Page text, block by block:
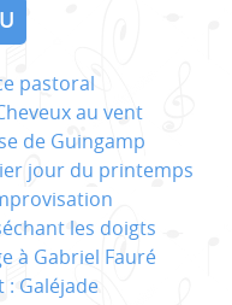
pastoral
au vent
de Guingamp
jour du printemps
les doigts
à Gabriel Fauré
: Galéjade